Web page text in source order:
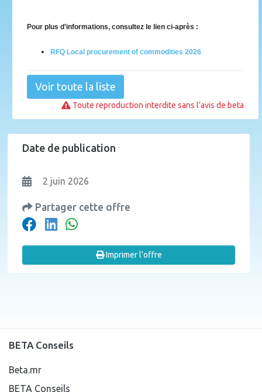
Pour plus d'informations, consultez le lien ci-après :
RFQ Local procurement of commodities 2026
Voir toute la liste
Toute reproduction interdite sans l’avis de beta
Date de publication
2 juin 2026
Partager cette offre
Imprimer l'offre
BETA Conseils
Beta.mr
BETA Conseils